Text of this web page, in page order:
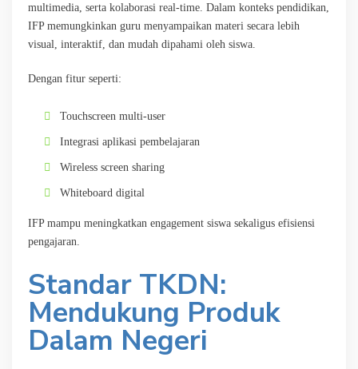
multimedia, serta kolaborasi real-time. Dalam konteks pendidikan,
IFP memungkinkan guru menyampaikan materi secara lebih
visual, interaktif, dan mudah dipahami oleh siswa.
Dengan fitur seperti:
Touchscreen multi-user
Integrasi aplikasi pembelajaran
Wireless screen sharing
Whiteboard digital
IFP mampu meningkatkan engagement siswa sekaligus efisiensi
pengajaran.
Standar TKDN:
Mendukung Produk
Dalam Negeri